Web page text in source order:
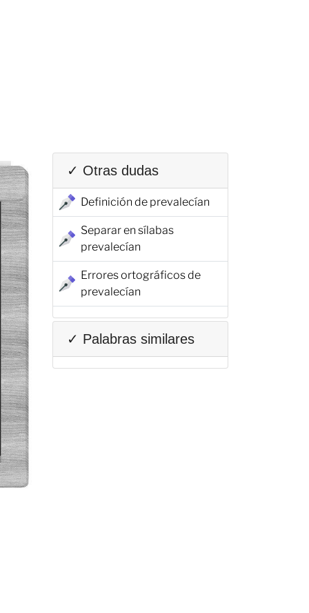
✓ Otras dudas
Definición de prevalecían
Separar en sílabas
prevalecían
Errores ortográficos de
prevalecían
✓ Palabras similares